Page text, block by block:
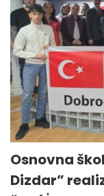
Osnovna
Dizdar”